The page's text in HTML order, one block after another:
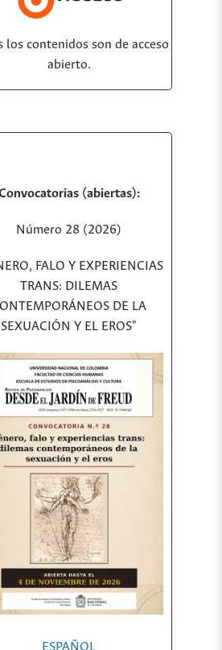
los contenidos son de acceso
abierto.
(abiertas):
Número 28 (2026)
FALO Y EXPERIENCIAS
TRANS: DILEMAS
DE LA
SEXUACIÓN Y EL EROS"
ESPAÑOL